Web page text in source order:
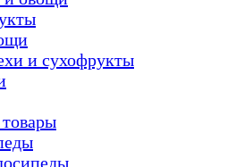
и сухофрукты